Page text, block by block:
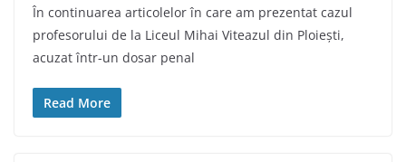
În continuarea articolelor în care am prezentat cazul
profesorului de la Liceul Mihai Viteazul din Ploiești,
acuzat într-un dosar penal
Read More